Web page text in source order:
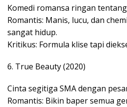
Komedi romansa ringan
Romantis: Manis, lucu, dan
sangat hidup.
Kritikus: Formula klise tapi
6. True Beauty (2020)
Cinta segitiga SMA dengan
Romantis: Bikin baper semua